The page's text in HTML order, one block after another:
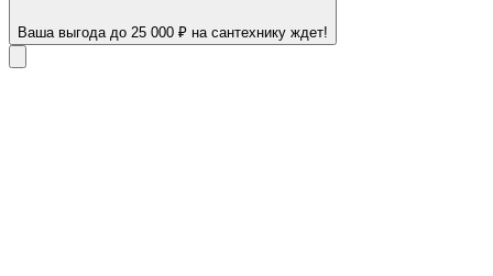
Ваша выгода до 25 000 ₽ на сантехнику ждет!